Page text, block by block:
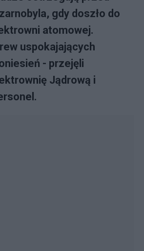
gdy doszło do
atomowej.
uspokajających
- przejęli
Jądrową i